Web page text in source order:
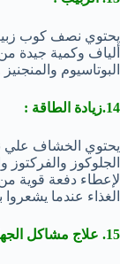
ألياف وكمية جيدة
البوتاسيوم والمنجنيز
14.زيادة الطاقة :
يحتوي الخشاف علي
الجلوكوز والفركتوز
لإعطاء دفعة قوية من
الغذاء عندما
15. علاج مشاكل الجهاز الهضمي :